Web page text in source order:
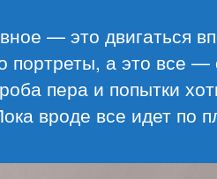
— это двигаться
портреты, а это все —
пера и попытки
вроде все идет по